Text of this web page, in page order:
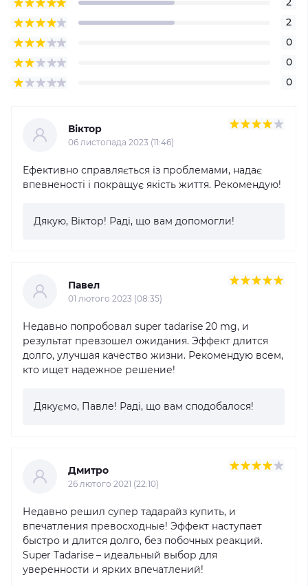
2
0
0
0
Віктор
06 листопада 2023 (11:46)
Ефективно справляється із проблемами, надає
впевненості і покращує якість життя. Рекомендую!
Дякую, Віктор! Раді, що вам допомогли!
Павел
01 лютого 2023 (08:35)
Недавно попробовал super tadarise 20 mg, и
результат превзошел ожидания. Эффект длится
долго, улучшая качество жизни. Рекомендую всем,
кто ищет надежное решение!
Дякуємо, Павле! Раді, що вам сподобалося!
Дмитро
26 лютого 2021 (22:10)
Недавно решил супер тадарайз купить, и
впечатления превосходные! Эффект наступает
быстро и длится долго, без побочных реакций.
Super Tadarise – идеальный выбор для
уверенности и ярких впечатлений!